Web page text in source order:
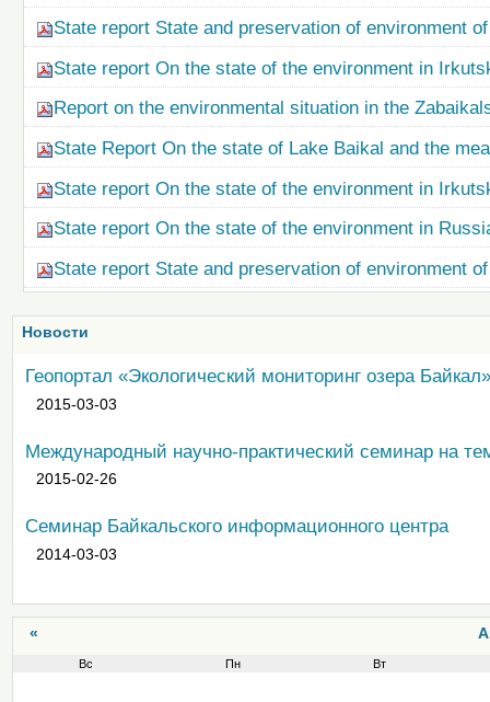
State report State and preservation of environment
State report On the state of the environment in
Report on the environmental situation in the
State Report On the state of Lake Baikal and the
State report On the state of the environment in
State report On the state of the environment in
State report State and preservation of environment
Новости
Геопортал «Экологический мониторинг озера
2015-03-03
Международный научно-практический семинар на
2015-02-26
Семинар Байкальского информационного центра
2014-03-03
«
Вс Пн Вт